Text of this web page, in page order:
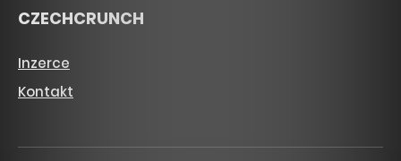
CZECHCRUNCH
Inzerce
Kontakt